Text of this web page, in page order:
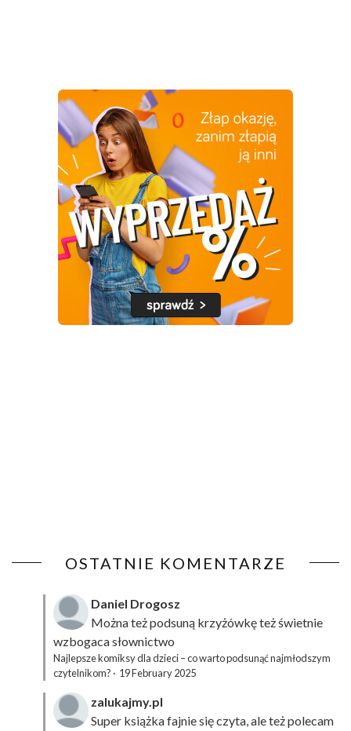
OSTATNIE KOMENTARZE
Daniel Drogosz
Można też podsuną krzyżówkęteż świetnie
wzbogaca słownictwo
Najlepsze komiksy dla dzieci – co warto podsunąć najmłodszym
czytelnikom? · 19 February 2025
zalukajmy.pl
Super książka fajnie się czyta, ale też polecam